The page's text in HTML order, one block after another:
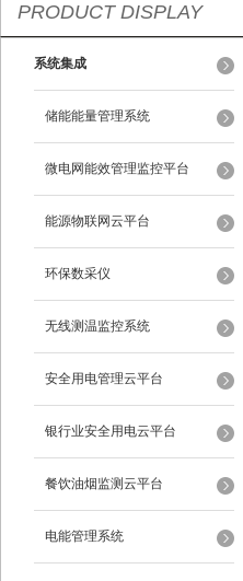
PRODUCT DISPLAY
系统集成
储能能量管理系统
微电网能效管理监控平台
能源物联网云平台
环保数采仪
无线测温监控系统
安全用电管理云平台
银行业安全用电云平台
餐饮油烟监测云平台
电能管理系统